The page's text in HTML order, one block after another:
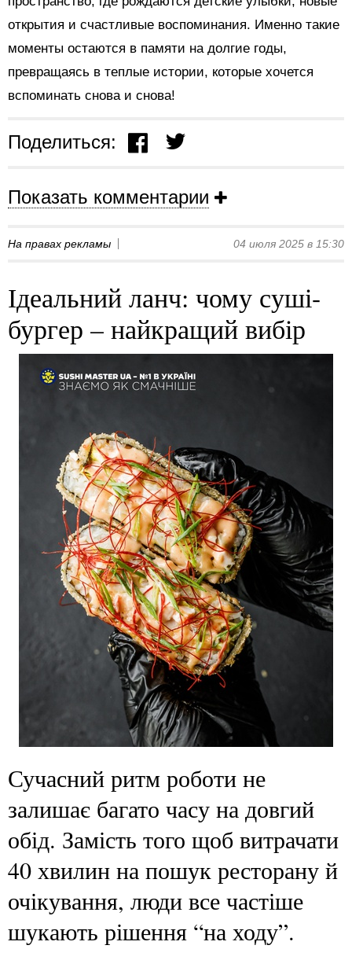
открытия и счастливые воспоминания. Именно такие
моменты остаются в памяти на долгие годы,
превращаясь в теплые истории, которые хочется
вспоминать снова и снова!
Поделиться:
Показать комментарии
На правах рекламы 04 июля 2025 в 15:30
Ідеальний ланч: чому суші-
бургер – найкращий вибір
Сучасний ритм роботи не
залишає багато часу на довгий
обід. Замість того щоб витрачати
40 хвилин на пошук ресторану й
очікування, люди все частіше
шукають рішення “на ходу”.